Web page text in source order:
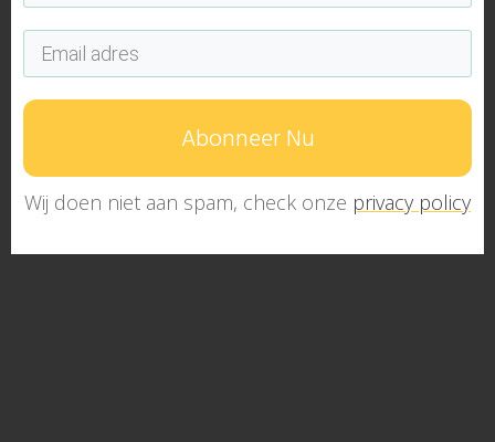
Abonneer Nu
Wij doen niet aan spam, check onze privacy policy